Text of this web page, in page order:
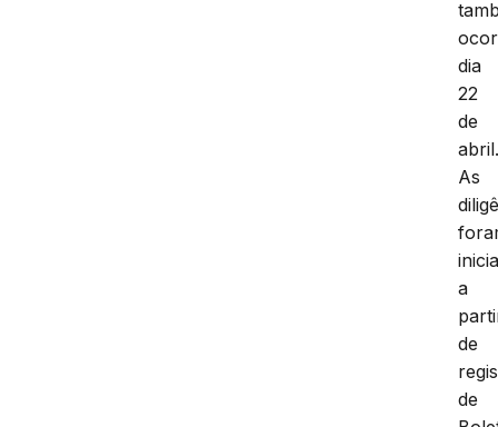
dia
22
de
As
a
de
de